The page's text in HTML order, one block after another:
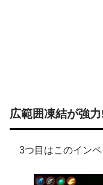
広範囲凍結が強
3つ目はこのインペ